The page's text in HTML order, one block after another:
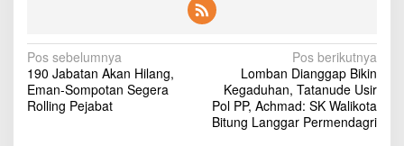
N
a
v
Pos sebelumnya
190 Jabatan Akan Hilang,
Eman-Sompotan Segera
Rolling Pejabat
Pos berikutnya
Lomban Dianggap Bikin
Kegaduhan, Tatanude Usir
Pol PP, Achmad: SK Walikota
Bitung Langgar Permendagri